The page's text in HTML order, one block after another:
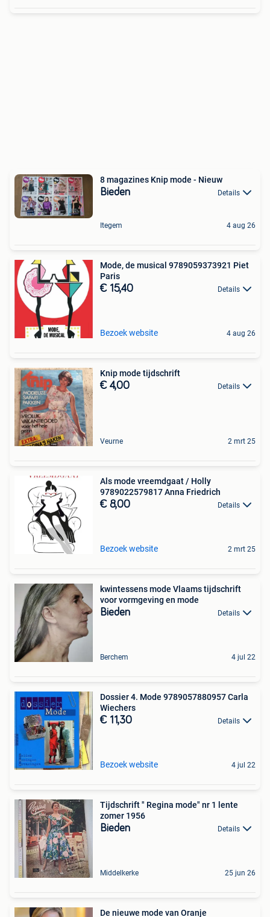
8 magazines Knip mode - Nieuw
Bieden Details
Itegem 4 aug 26
Mode, de musical 9789059373921 Piet
Paris
€ 15,40 Details
Bezoek website 4 aug 26
Knip mode tijdschrift
€ 4,00 Details
Veurne 2 mrt 25
Als mode vreemdgaat / Holly
9789022579817 Anna Friedrich
€ 8,00 Details
Bezoek website 2 mrt 25
kwintessens mode Vlaams tijdschrift
voor vormgeving en mode
Bieden Details
Berchem 4 jul 22
Dossier 4. Mode 9789057880957 Carla
Wiechers
€ 11,30 Details
Bezoek website 4 jul 22
Tijdschrift " Regina mode" nr 1 lente
zomer 1956
Bieden Details
Middelkerke 25 jun 26
De nieuwe mode van Oranje